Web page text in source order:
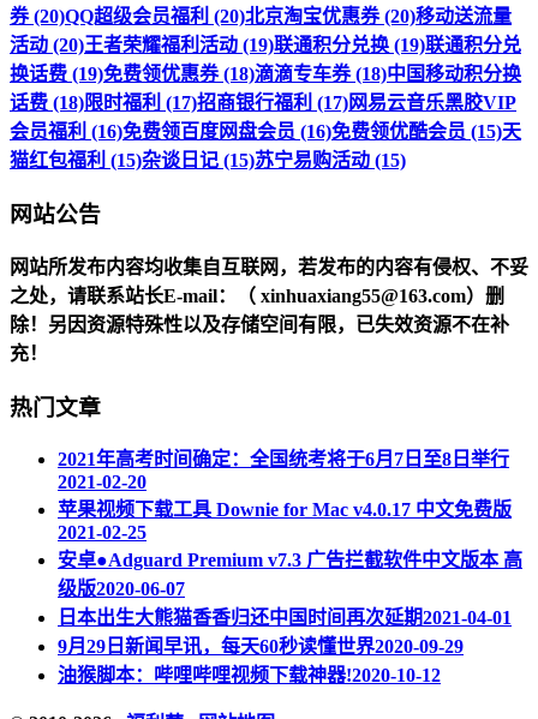
券 (20)QQ超级会员福利 (20)北京淘宝优惠券 (20)移动送流量
活动 (20)王者荣耀福利活动 (19)联通积分兑换 (19)联通积分兑
换话费 (19)免费领优惠券 (18)滴滴专车券 (18)中国移动积分换
话费 (18)限时福利 (17)招商银行福利 (17)网易云音乐黑胶VIP
会员福利 (16)免费领百度网盘会员 (16)免费领优酷会员 (15)天
猫红包福利 (15)杂谈日记 (15)苏宁易购活动 (15)
网站公告
网站所发布内容均收集自互联网，若发布的内容有侵权、不妥
之处，请联系站长E-mail：（ xinhuaxiang55@163.com）删
除！另因资源特殊性以及存储空间有限，已失效资源不在补
充！
热门文章
2021年高考时间确定：全国统考将于6月7日至8日举行
2021-02-20
苹果视频下载工具 Downie for Mac v4.0.17 中文免费版
2021-02-25
安卓●Adguard Premium v7.3 广告拦截软件中文版本 高
级版2020-06-07
日本出生大熊猫香香归还中国时间再次延期2021-04-01
9月29日新闻早讯，每天60秒读懂世界2020-09-29
油猴脚本：哔哩哔哩视频下载神器!2020-10-12